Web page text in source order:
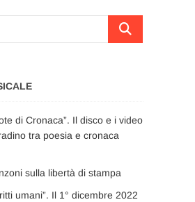
Cerca
di Cronaca”. Il disco e i video
tra poesia e cronaca
sulla libertà di stampa
umani”. Il 1° dicembre 2022